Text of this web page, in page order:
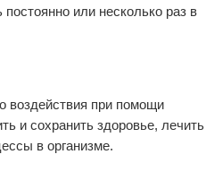
или несколько раз в
воздействия при помощи
и сохранить здоровье, лечить
в организме.